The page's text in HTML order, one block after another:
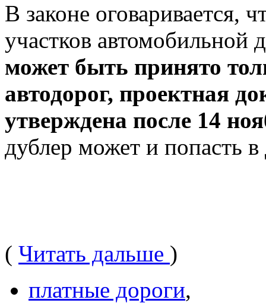
В законе оговаривается,
участков автомобильной
может быть принято
автодорог, проектная
утверждена после 14
дублер может и попасть
( Читать дальше )
платные дороги,